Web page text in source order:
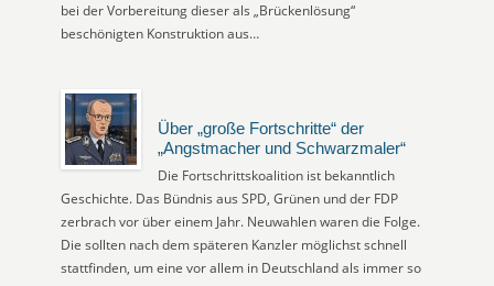
bei der Vorbereitung dieser als „Brückenlösung“
beschönigten Konstruktion aus…
Über „große Fortschritte“ der
„Angstmacher und Schwarzmaler“
Die Fortschrittskoalition ist bekanntlich
Geschichte. Das Bündnis aus SPD, Grünen und der FDP
zerbrach vor über einem Jahr. Neuwahlen waren die Folge.
Die sollten nach dem späteren Kanzler möglichst schnell
stattfinden, um eine vor allem in Deutschland als immer so